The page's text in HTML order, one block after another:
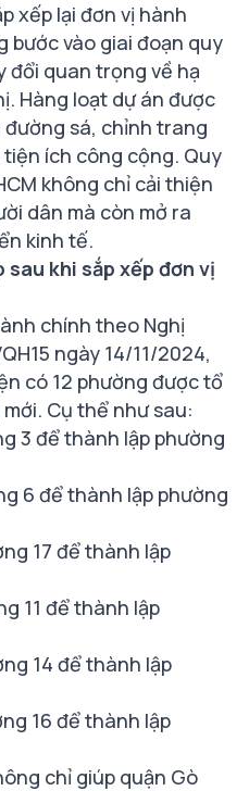
xếp lại đơn vị hành
bước vào giai đoạn quy
đổi quan trọng về hạ
Hàng loạt dự án được
sá, chỉnh trang
ích công cộng. Quy
không chỉ cải thiện
dân mà còn mở ra
kinh tế.
sau khi sắp xếp đơn vị
chính theo Nghị
ngày 14/11/2024,
có 12 phường được tổ
Cụ thể như sau:
3 để thành lập phường
6 để thành lập phường
17 để thành lập
11 để thành lập
14 để thành lập
16 để thành lập
chỉ giúp quận Gò